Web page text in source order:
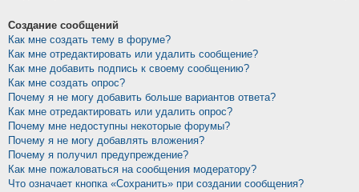
Создание сообщений
Как мне создать тему в форуме?
Как мне отредактировать или удалить сообщение?
Как мне добавить подпись к своему сообщению?
Как мне создать опрос?
Почему я не могу добавить больше вариантов ответа?
Как мне отредактировать или удалить опрос?
Почему мне недоступны некоторые форумы?
Почему я не могу добавлять вложения?
Почему я получил предупреждение?
Как мне пожаловаться на сообщения модератору?
Что означает кнопка «Сохранить» при создании сообщения?